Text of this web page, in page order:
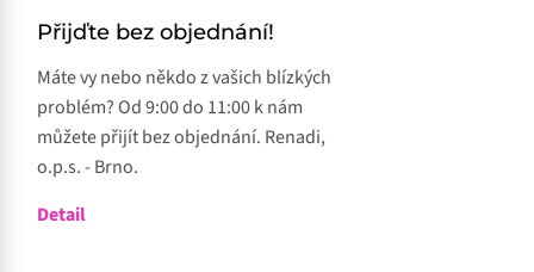
Přijďte bez objednání!
Máte vy nebo někdo z vašich blízkých
problém? Od 9:00 do 11:00 k nám
můžete přijít bez objednání. Renadi,
o.p.s. - Brno.
Detail